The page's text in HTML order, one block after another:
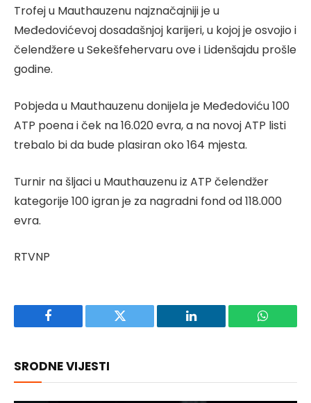
Trofej u Mauthauzenu najznačajniji je u
Međedovićevoj dosadašnjoj karijeri, u kojoj je osvojio i
čelendžere u Sekešfehervaru ove i Lidenšajdu prošle
godine.
Pobjeda u Mauthauzenu donijela je Međedoviću 100
ATP poena i ček na 16.020 evra, a na novoj ATP listi
trebalo bi da bude plasiran oko 164 mjesta.
Turnir na šljaci u Mauthauzenu iz ATP čelendžer
kategorije 100 igran je za nagradni fond od 118.000
evra.
RTVNP
Facebook Twitter LinkedIn
SRODNE VIJESTI